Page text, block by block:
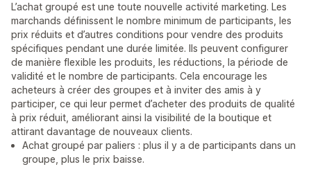
L’achat groupé est une toute nouvelle activité marketing. Les
marchands définissent le nombre minimum de participants, les
prix réduits et d’autres conditions pour vendre des produits
spécifiques pendant une durée limitée. Ils peuvent configurer
de manière flexible les produits, les réductions, la période de
validité et le nombre de participants. Cela encourage les
acheteurs à créer des groupes et à inviter des amis à y
participer, ce qui leur permet d’acheter des produits de qualité
à prix réduit, améliorant ainsi la visibilité de la boutique et
attirant davantage de nouveaux clients.
Achat groupé par paliers : plus il y a de participants dans un
groupe, plus le prix baisse.